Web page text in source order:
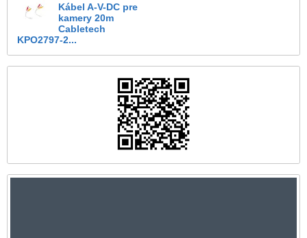
Kábel A-V-DC pre
kamery 20m
Cabletech
KPO2797-2...